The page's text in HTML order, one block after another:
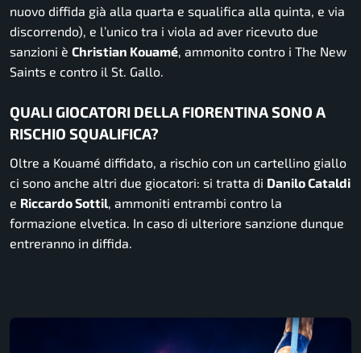
nuovo diffida già alla quarta e squalifica alla quinta, e via
discorrendo), e l’unico tra i viola ad aver ricevuto due
sanzioni è Christian Kouamé, ammonito contro i The New
Saints e contro il St. Gallo.
QUALI GIOCATORI DELLA FIORENTINA SONO A
RISCHIO SQUALIFICA?
Oltre a Kouamé diffidato, a rischio con un cartellino giallo
ci sono anche altri due giocatori: si tratta di Danilo Cataldi
e Riccardo Sottil , ammoniti entrambi contro la
formazione elvetica. In caso di ulteriore sanzione dunque
entreranno in diffida.